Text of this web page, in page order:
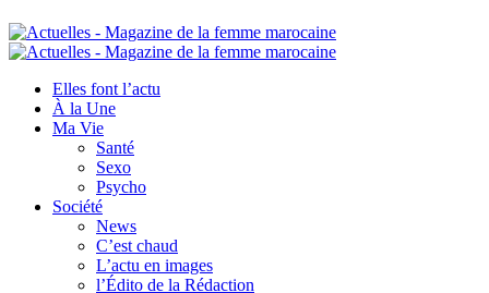
Elles font l’actu
À la Une
Ma Vie
Santé
Sexo
Psycho
Société
News
C’est chaud
L’actu en images
l’Édito de la Rédaction